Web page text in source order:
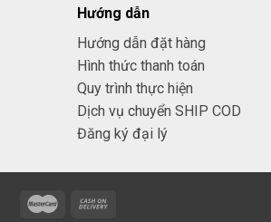
Hướng dẫn
Hướng dẫn đặt hàng
Hình thức thanh toán
Quy trình thực hiện
Dịch vụ chuyển SHIP COD
Đăng ký đại lý